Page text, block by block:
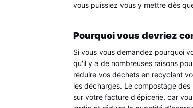
vous puissiez vous y mettre dès
Pourquoi vous devriez
Si vous vous demandez pourquoi
qu'il y a de nombreuses raisons
réduire vos déchets en recyclant
les décharges. Le compostage
sur votre facture d'épicerie, car